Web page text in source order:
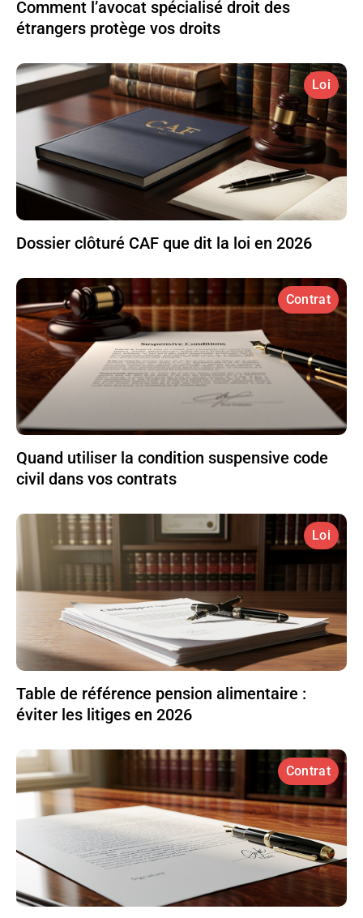
Comment l’avocat spécialisé droit des
étrangers protège vos droits
Loi
Dossier clôturé CAF que dit la loi en 2026
Contrat
Quand utiliser la condition suspensive code
civil dans vos contrats
Loi
Table de référence pension alimentaire :
éviter les litiges en 2026
Contrat